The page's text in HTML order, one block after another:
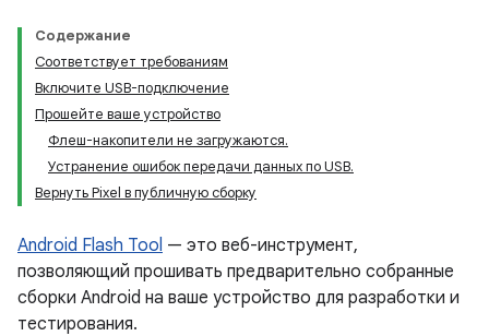
Содержание
Соответствует требованиям
Включите USB-подключение
Прошейте ваше устройство
Флеш-накопители не загружаются.
Устранение ошибок передачи данных по USB.
Вернуть Pixel в публичную сборку
Android Flash Tool — это веб-инструмент,
позволяющий прошивать предварительно собранные
сборки Android на ваше устройство для разработки и
тестирования.